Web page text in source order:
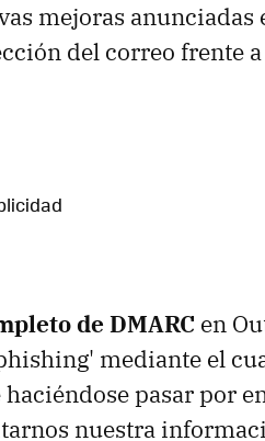
mejoras anunciadas
del correo frente
de DMARC en
mediante el
pasar por
nuestra